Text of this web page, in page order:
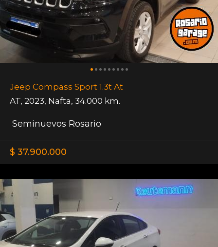
Jeep Compass Sport 1.3t At
AT, 2023, Nafta, 34.000 km.
Seminuevos Rosario
$ 37.900.000